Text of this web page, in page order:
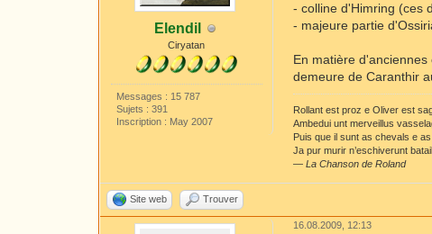
Elendil
Ciryatan
Messages : 15 787
Sujets : 391
Inscription : May 2007
- colline d'Himring (ces
- majeure partie
En matière
demeure de Caranthir
Rollant est proz e Oliver est
Ambedui unt merveillus
Puis que il sunt as chevals e as
Ja pur murir n’eschiverunt
—La Chanson de Roland
Site web Trouver
16.08.2009, 12:13